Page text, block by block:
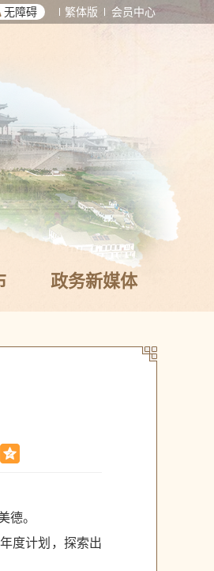
无障碍 繁体版 会员中心
政务新媒体
德。
度计划，探索出